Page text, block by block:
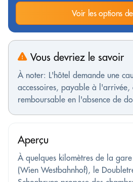
Voir les options
Vous devriez le savoir
À noter: L'hôtel demande une
accessoires, payable à l'arrivée,
remboursable en l'absence de
Aperçu
À quelques kilomètres de la
(Wien Westbahnhof), le